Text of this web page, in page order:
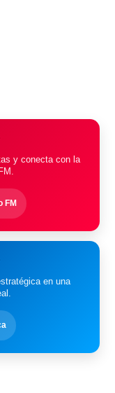
y conecta con la
FM
en una